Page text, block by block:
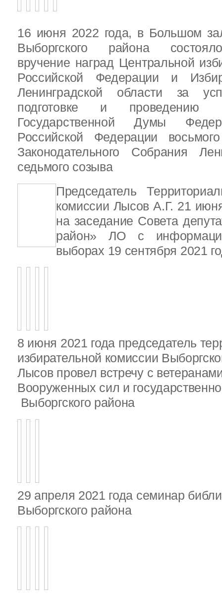
16 июня 2022 года, в Большом
Выборгского района
вручение наград Центральной
Российской Федерации и
Ленинградской области за
подготовке и проведению
Государственной Думы
Российской Федерации
Законодательного Собрания
седьмого созыва
Председатель
комиссии Лысов А.Г. 21
на заседание Совета
район» ЛО с
выборах 19 сентября 2021
8 июня 2021 года председатель
избирательной комиссии
Лысов провел встречу с
Вооруженных сил и
Выборгского района
29 апреля 2021 года семинар
Выборгского района